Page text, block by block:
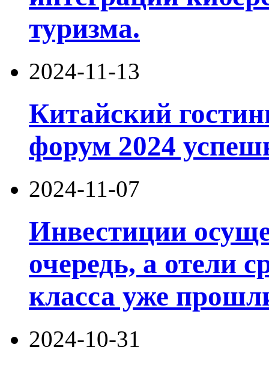
туризма.
2024-11-13
Китайский
форум 2024
2024-11-07
Инвестиции
очередь, а отели
класса уже
2024-10-31